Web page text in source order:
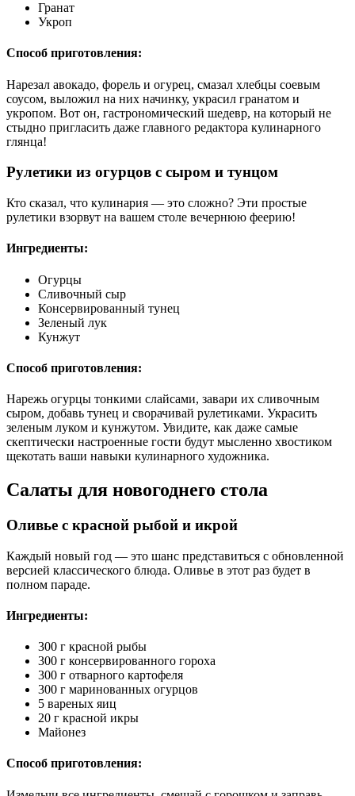
Гранат
Укроп
Способ приготовления:
Нарезал авокадо, форель и огурец, смазал хлебцы соевым
соусом, выложил на них начинку, украсил гранатом и
укропом. Вот он, гастрономический шедевр, на который не
стыдно пригласить даже главного редактора кулинарного
глянца!
Рулетики из огурцов с сыром и тунцом
Кто сказал, что кулинария — это сложно? Эти простые
рулетики взорвут на вашем столе вечернюю феерию!
Ингредиенты:
Огурцы
Сливочный сыр
Консервированный тунец
Зеленый лук
Кунжут
Способ приготовления:
Нарежь огурцы тонкими слайсами, завари их сливочным
сыром, добавь тунец и сворачивай рулетиками. Украсить
зеленым луком и кунжутом. Увидите, как даже самые
скептически настроенные гости будут мысленно хвостиком
щекотать ваши навыки кулинарного художника.
Салаты для новогоднего стола
Оливье с красной рыбой и икрой
Каждый новый год — это шанс представиться с обновленной
версией классического блюда. Оливье в этот раз будет в
полном параде.
Ингредиенты:
300 г красной рыбы
300 г консервированного гороха
300 г отварного картофеля
300 г маринованных огурцов
5 вареных яиц
20 г красной икры
Майонез
Способ приготовления: